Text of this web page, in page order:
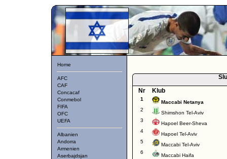
Home
AFC
CAF
Concacaf
Conmebol
FIFA
OFC
UEFA
Albanien
Andorra
Armenien
Aserbajdsjan
Nr
Klub
1
Maccabi Netanya
2
Shimshon Tel-Aviv
3
Hapoel Beer-Sheva
4
Hapoel Tel-Aviv
5
Maccabi Tel-Aviv
6
Maccabi Haifa